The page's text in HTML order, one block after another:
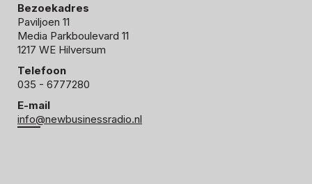
Bezoekadres
Paviljoen 11
Media Parkboulevard 11
1217 WE Hilversum
Telefoon
035 - 6777280
E-mail
info@newbusinessradio.nl